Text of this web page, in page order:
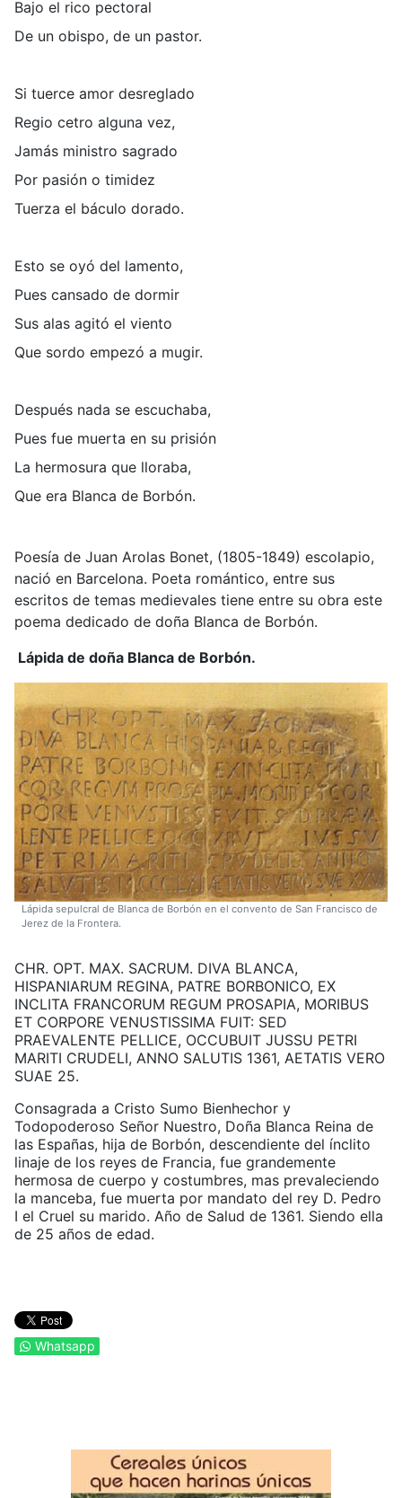
Bajo el rico pectoral
De un obispo, de un pastor.
Si tuerce amor desreglado
Regio cetro alguna vez,
Jamás ministro sagrado
Por pasión o timidez
Tuerza el báculo dorado.
Esto se oyó del lamento,
Pues cansado de dormir
Sus alas agitó el viento
Que sordo empezó a mugir.
Después nada se escuchaba,
Pues fue muerta en su prisión
La hermosura que lloraba,
Que era Blanca de Borbón.
Poesía de Juan Arolas Bonet, (1805-1849) escolapio,
nació en Barcelona. Poeta romántico, entre sus
escritos de temas medievales tiene entre su obra este
poema dedicado de doña Blanca de Borbón.
Lápida de doña Blanca de Borbón.
Lápida sepulcral de Blanca de Borbón en el convento de San Francisco de
Jerez de la Frontera.
CHR. OPT. MAX. SACRUM. DIVA BLANCA,
HISPANIARUM REGINA, PATRE BORBONICO, EX
INCLITA FRANCORUM REGUM PROSAPIA, MORIBUS
ET CORPORE VENUSTISSIMA FUIT: SED
PRAEVALENTE PELLICE, OCCUBUIT JUSSU PETRI
MARITI CRUDELI, ANNO SALUTIS 1361, AETATIS VERO
SUAE 25.
Consagrada a Cristo Sumo Bienhechor y
Todopoderoso Señor Nuestro, Doña Blanca Reina de
las Españas, hija de Borbón, descendiente del ínclito
linaje de los reyes de Francia, fue grandemente
hermosa de cuerpo y costumbres, mas prevaleciendo
la manceba, fue muerta por mandato del rey D. Pedro
I el Cruel su marido. Año de Salud de 1361. Siendo ella
de 25 años de edad.
Whatsapp